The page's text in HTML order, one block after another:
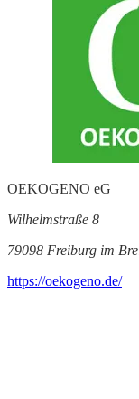
OEKOGENO eG
Wilhelmstraße 8
79098 Freiburg im
https://oekogeno.de/